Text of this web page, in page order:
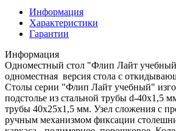
Информация
Характеристики
Гарантии
Информация
Одноместный стол "Флип Лайт
одноместная версия стола с
Столы серии "Флип Лайт учебный"
подстолье из стальной трубы d-40х1,5
трубы 40х25х1,5 мм. Узел сложения с
ручным механизмом фиксации